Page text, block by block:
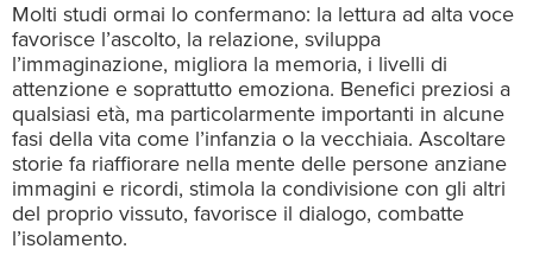
Molti studi ormai lo confermano: la lettura ad alta voce
favorisce l’ascolto, la relazione, sviluppa
l’immaginazione, migliora la memoria, i livelli di
attenzione e soprattutto emoziona. Benefici preziosi a
qualsiasi età, ma particolarmente importanti in alcune
fasi della vita come l’infanzia o la vecchiaia. Ascoltare
storie fa riaffiorare nella mente delle persone anziane
immagini e ricordi, stimola la condivisione con gli altri
del proprio vissuto, favorisce il dialogo, combatte
l’isolamento.